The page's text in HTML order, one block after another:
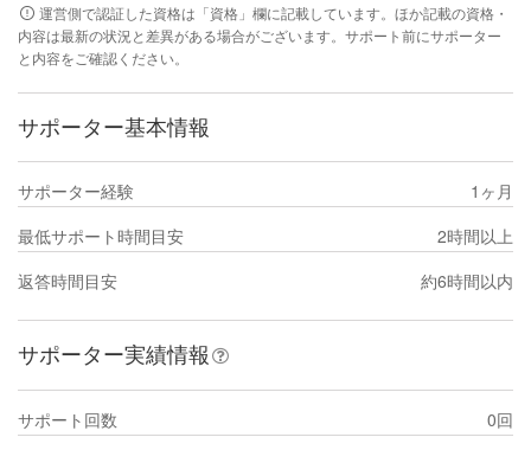
運営側で認証した資格は「資格」欄に記載しています。ほか記載の資格・
内容は最新の状況と差異がある場合がございます。サポート前にサポーター
と内容をご確認ください。
サポーター基本情報
サポーター経験
1ヶ月
最低サポート時間目安
2時間以上
返答時間目安
約6時間以内
サポーター実績情報
サポート回数
0回